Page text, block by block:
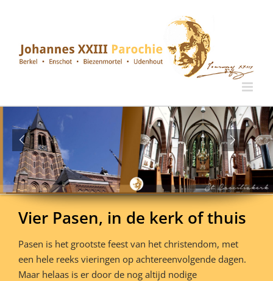
Vier Pasen, in de kerk of thuis
Pasen is het grootste feest van het christendom, met
een hele reeks vieringen op achtereenvolgende dagen.
Maar helaas is er door de nog altijd nodige